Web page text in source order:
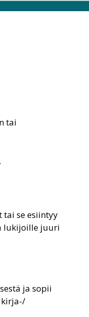
tai
se esiintyy
lukijoille juuri
ja sopii
kirja-/